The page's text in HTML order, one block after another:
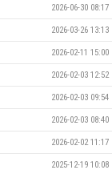
2026-06-30 08:17
2026-03-26 13:13
2026-02-11 15:00
2026-02-03 12:52
2026-02-03 09:54
2026-02-03 08:40
2026-02-02 11:17
2025-12-19 10:08